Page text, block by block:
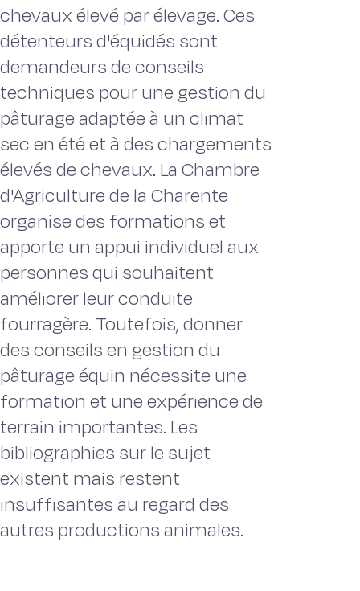
chevaux élevé par élevage. Ces
détenteurs d'équidés sont
demandeurs de conseils
techniques pour une gestion du
pâturage adaptée à un climat
sec en été et à des chargements
élevés de chevaux. La Chambre
d'Agriculture de la Charente
organise des formations et
apporte un appui individuel aux
personnes qui souhaitent
améliorer leur conduite
fourragère. Toutefois, donner
des conseils en gestion du
pâturage équin nécessite une
formation et une expérience de
terrain importantes. Les
bibliographies sur le sujet
existent mais restent
insuffisantes au regard des
autres productions animales.